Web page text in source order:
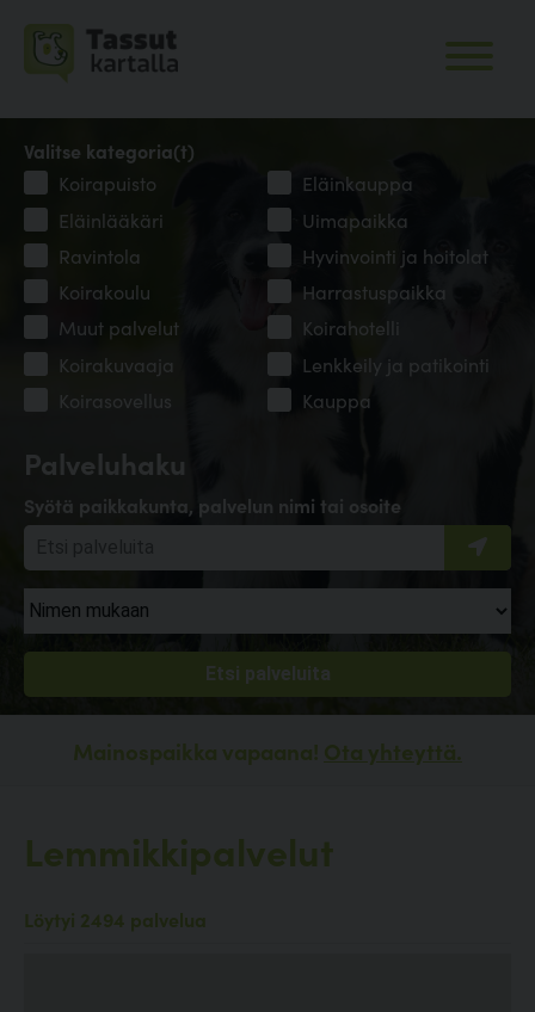
Palveluhaku
Syötä paikkakunta, palvelun nimi tai osoite
Valitse kategoria(t)
Koirapuisto
Eläinkauppa
Eläinlääkäri
Uimapaikka
Ravintola
Hyvinvointi ja hoitolat
Koirakoulu
Harrastuspaikka
Muut palvelut
Koirahotelli
Koirakuvaaja
Lenkkeily ja patikointi
Koirasovellus
Kauppa
Mainospaikka vapaana! Ota yhteyttä.
Lemmikkipalvelut
Löytyi 2494 palvelua